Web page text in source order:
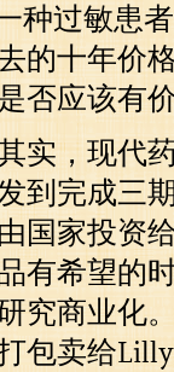
种过敏患
的十年价
否应该有
实，现代
到完成三
国家投资
有希望的
究商业化
包卖给